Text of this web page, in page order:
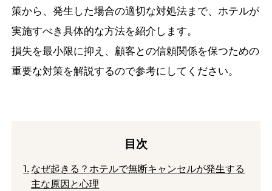
策から、発生した場合の適切な対処法まで、ホテルが
実施すべき具体的な方法を紹介します。
損失を最小限に抑え、顧客との信頼関係を保つための
重要な対策を解説するので参考にしてください。
目次
なぜ起きる？ホテルで無断キャンセルが発生する
主な原因と心理